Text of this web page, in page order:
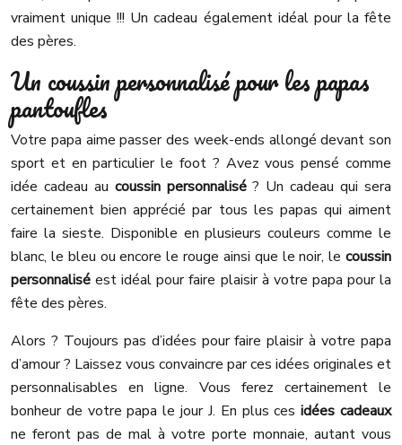
vraiment unique !!! Un cadeau également idéal pour la fête
des pères.
Un coussin personnalisé pour les papas
pantoufles
Votre papa aime passer des week-ends allongé devant son
sport et en particulier le foot ? Avez vous pensé comme
idée cadeau au coussin personnalisé? Un cadeau qui sera
certainement bien apprécié par tous les papas qui aiment
faire la sieste. Disponible en plusieurs couleurs comme le
blanc, le bleu ou encore le rouge ainsi que le noir, le coussin
personnalisé est idéal pour faire plaisir à votre papa pour la
fête des pères.
Alors ? Toujours pas d’idées pour faire plaisir à votre papa
d’amour ? Laissez vous convaincre par ces idées originales et
personnalisables en ligne. Vous ferez certainement le
bonheur de votre papa le jour J. En plus cesidées cadeaux
ne feront pas de mal à votre porte monnaie, autant vous